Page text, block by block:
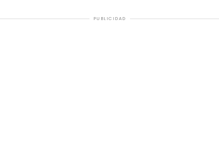
PUBLICIDAD